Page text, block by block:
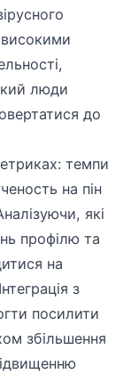
високими
люди
до
темпи
на пін
які
профілю та
на
з
посилити
збільшення